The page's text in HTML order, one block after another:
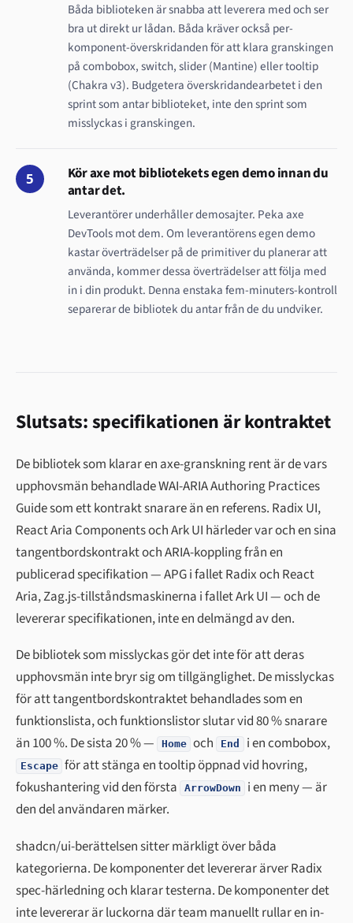
Båda biblioteken är snabba att leverera med och ser
bra ut direkt ur lådan. Båda kräver också per-
komponent-överskridanden för att klara granskingen
på combobox, switch, slider (Mantine) eller tooltip
(Chakra v3). Budgetera överskridandearbetet i den
sprint som antar biblioteket, inte den sprint som
misslyckas i granskingen.
5
Kör axe mot bibliotekets egen demo innan du
antar det.
Leverantörer underhåller demosajter. Peka axe
DevTools mot dem. Om leverantörens egen demo
kastar överträdelser på de primitiver du planerar att
använda, kommer dessa överträdelser att följa med
in i din produkt. Denna enstaka fem-minuters-kontroll
separerar de bibliotek du antar från de du undviker.
Slutsats: specifikationen är kontraktet
De bibliotek som klarar en axe-granskning rent är de vars
upphovsmän behandlade WAI-ARIA Authoring Practices
Guide som ett kontrakt snarare än en referens. Radix UI,
React Aria Components och Ark UI härleder var och en sina
tangentbordskontrakt och ARIA-koppling från en
publicerad specifikation — APG i fallet Radix och React
Aria, Zag.js-tillståndsmaskinerna i fallet Ark UI — och de
levererar specifikationen, inte en delmängd av den.
De bibliotek som misslyckas gör det inte för att deras
upphovsmän inte bryr sig om tillgänglighet. De misslyckas
för att tangentbordskontraktet behandlades som en
funktionslista, och funktionslistor slutar vid 80 % snarare
än 100 %. De sista 20 % —
Home och End i en combobox,
Escape för att stänga en tooltip öppnad vid hovring,
fokushantering vid den första
ArrowDown
i en meny — är
den del användaren märker.
shadcn/ui-berättelsen sitter märkligt över båda
kategorierna. De komponenter det levererar ärver Radix
spec-härledning och klarar testerna. De komponenter det
inte levererar är luckorna där team manuellt rullar en in-